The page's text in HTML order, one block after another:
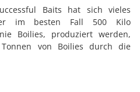
Baits hat sich vieles
im besten Fall 500 Kilo
Boilies, produziert werden,
von Boilies durch die